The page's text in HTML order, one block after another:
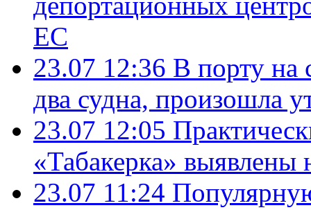
ЕС
23.07 12:36 В порту на
два судна, произошла
23.07 12:05
«Табакерка»
23.07 11:24